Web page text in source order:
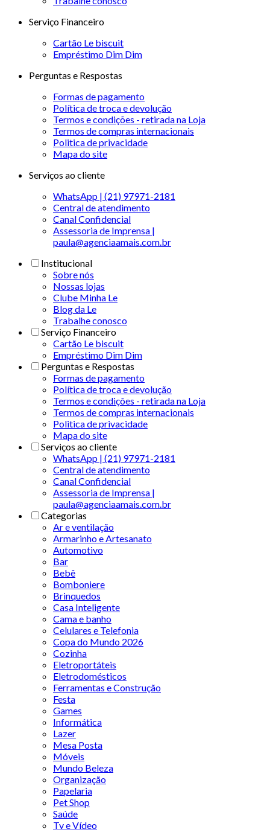
Serviço Financeiro
Cartão Le biscuit
Empréstimo Dim Dim
Perguntas e Respostas
Formas de pagamento
Política de troca e devolução
Termos e condições - retirada na Loja
Termos de compras internacionais
Politica de privacidade
Mapa do site
Serviços ao cliente
WhatsApp | (21) 97971-2181
Central de atendimento
Canal Confidencial
Assessoria de Imprensa |
paula@agenciaamais.com.br
Institucional
Sobre nós
Nossas lojas
Clube Minha Le
Blog da Le
Trabalhe conosco
Serviço Financeiro
Cartão Le biscuit
Empréstimo Dim Dim
Perguntas e Respostas
Formas de pagamento
Política de troca e devolução
Termos e condições - retirada na Loja
Termos de compras internacionais
Politica de privacidade
Mapa do site
Serviços ao cliente
WhatsApp | (21) 97971-2181
Central de atendimento
Canal Confidencial
Assessoria de Imprensa |
paula@agenciaamais.com.br
Categorias
Ar e ventilação
Armarinho e Artesanato
Automotivo
Bar
Bebê
Bomboniere
Brinquedos
Casa Inteligente
Cama e banho
Celulares e Telefonia
Copa do Mundo 2026
Cozinha
Eletroportáteis
Eletrodomésticos
Ferramentas e Construção
Festa
Games
Informática
Lazer
Mesa Posta
Móveis
Mundo Beleza
Organização
Papelaria
Pet Shop
Saúde
Tv e Vídeo